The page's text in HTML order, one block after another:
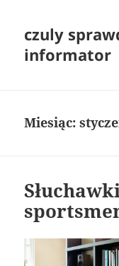
czuly
informator
Miesiąc: